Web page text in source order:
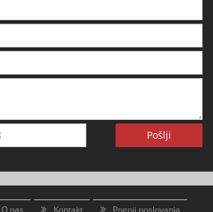
Pošlji
O nas Kontakt Pogoji poslovanja